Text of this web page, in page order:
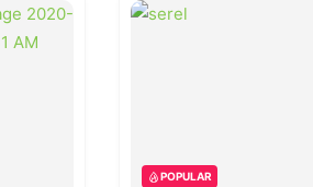
POPULAR